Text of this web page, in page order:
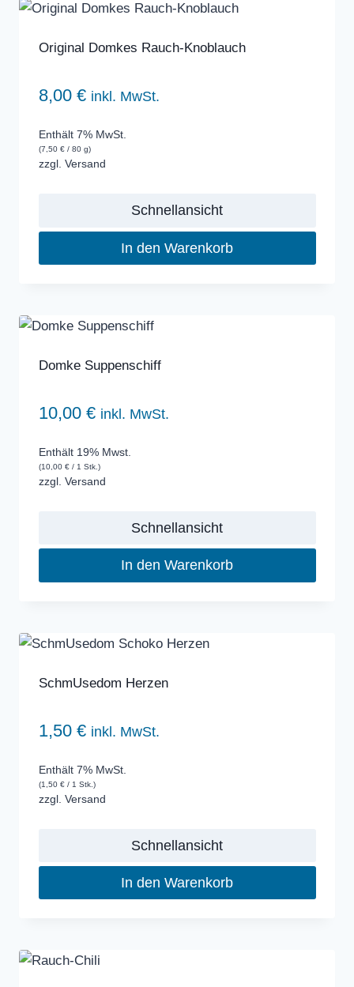
Original Domkes Rauch-Knoblauch
8,00 € inkl. MwSt.
Enthält 7% MwSt.
(7,50 €/ 80 g)
zzgl. Versand
Schnellansicht
In den Warenkorb
Domke Suppenschiff
10,00 € inkl. MwSt.
Enthält 19% Mwst.
(10,00 €/ 1 Stk.)
zzgl. Versand
Schnellansicht
In den Warenkorb
SchmUsedom Herzen
1,50 € inkl. MwSt.
Enthält 7% MwSt.
(1,50 €/ 1 Stk.)
zzgl. Versand
Schnellansicht
In den Warenkorb